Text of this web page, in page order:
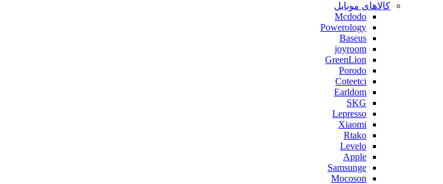
کالاهای موبایل
Mcdodo
Powerology
Baseus
joyroom
GreenLion
Porodo
Coteetci
Earldom
SKG
Lepresso
Xiaomi
Rtako
Levelo
Apple
Samsunge
Mocoson